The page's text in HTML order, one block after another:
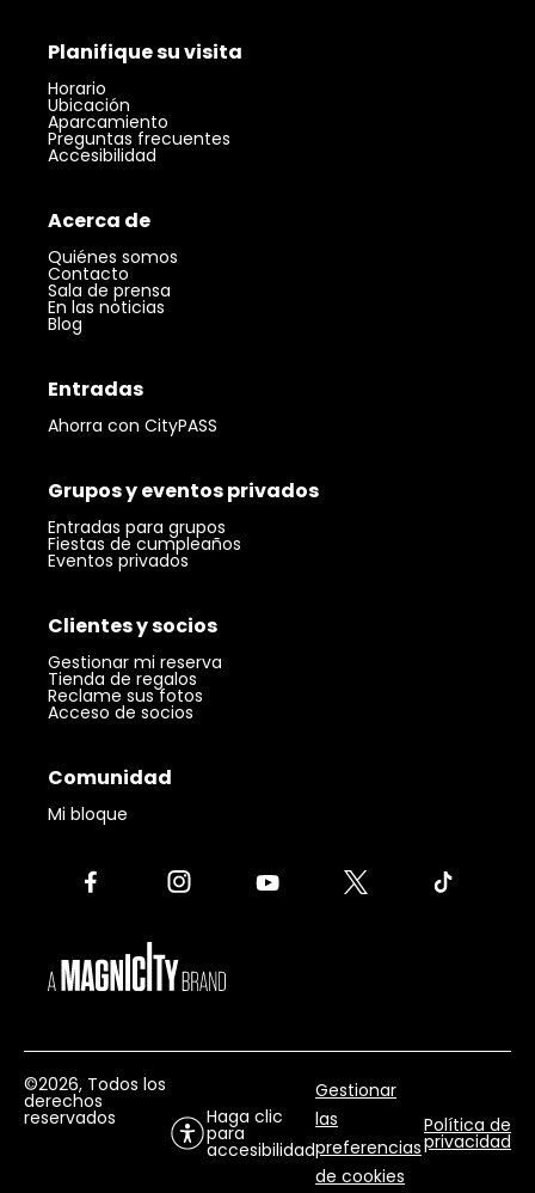
Planifique su visita
Horario
Ubicación
Aparcamiento
Preguntas frecuentes
Accesibilidad
Acerca de
Quiénes somos
Contacto
Sala de prensa
En las noticias
Blog
Entradas
Ahorra con CityPASS
Grupos y eventos privados
Entradas para grupos
Fiestas de cumpleaños
Eventos privados
Clientes y socios
Gestionar mi reserva
Tienda de regalos
Reclame sus fotos
Acceso de socios
Comunidad
Mi bloque
©2026, Todos los
derechos
reservados Haga clic
para
accesibilidad
Gestionar
las
preferencias
de cookies
Política de
privacidad